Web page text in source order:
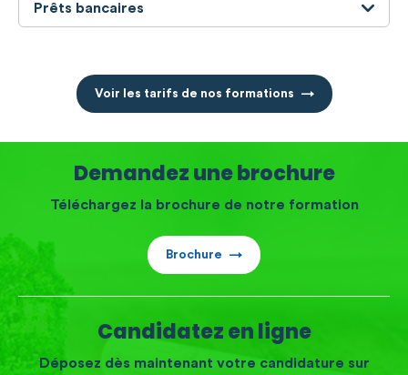
Prêts bancaires
Voir les tarifs de nos formations
Demandez une brochure
Téléchargez la brochure de notre formation
Brochure
Candidatez en ligne
Déposez dès maintenant votre candidature sur